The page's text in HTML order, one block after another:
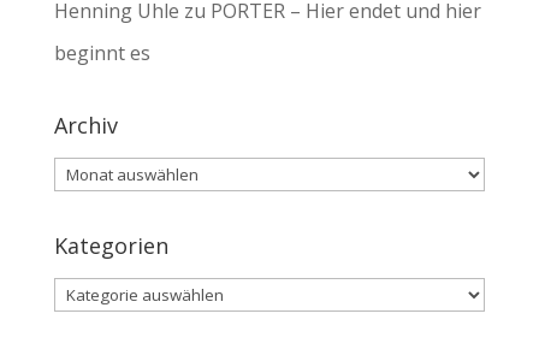
Henning Uhle zu PORTER – Hier endet und hier
beginnt es
Archiv
Archiv
Kategorien
Kategorien